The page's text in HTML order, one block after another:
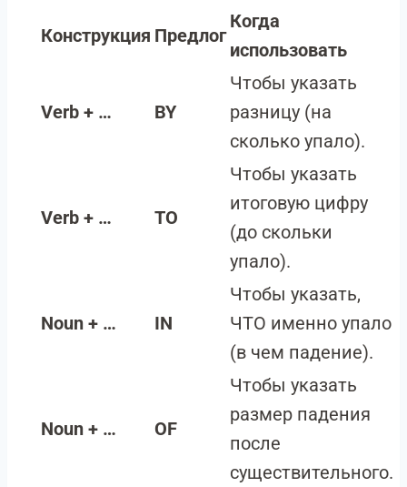
Конструкция Предлог
Когда
использовать
Verb + … BY
Чтобы указать
разницу (на
сколько упало).
Verb + … TO
Чтобы указать
итоговую цифру
(до скольки
упало).
Noun + … IN
Чтобы указать,
ЧТО именно упало
(в чем падение).
Noun + … OF
Чтобы указать
размер падения
после
существительного.